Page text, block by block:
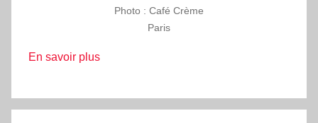
Photo : Café Crème
Paris
En savoir plus